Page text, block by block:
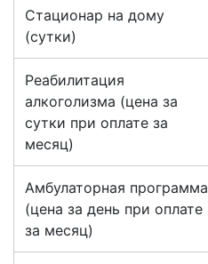
Стационар на дому
(сутки)
Реабилитация
алкоголизма (цена за
сутки при оплате за
месяц)
Амбулаторная программа
(цена за день при оплате
за месяц)